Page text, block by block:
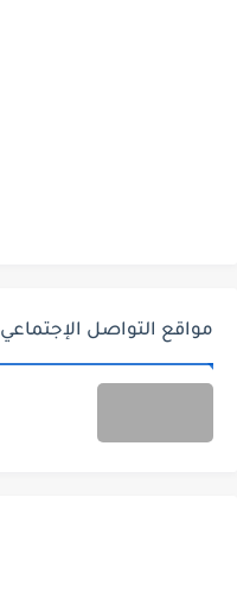
مواقع التواصل الإجتماعي